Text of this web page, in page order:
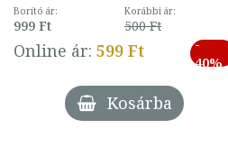
mintával (gombás)
Borító ár:
999 Ft
Korábbi ár:
500 Ft
Online ár: 599 Ft
-
40%
Kosárba